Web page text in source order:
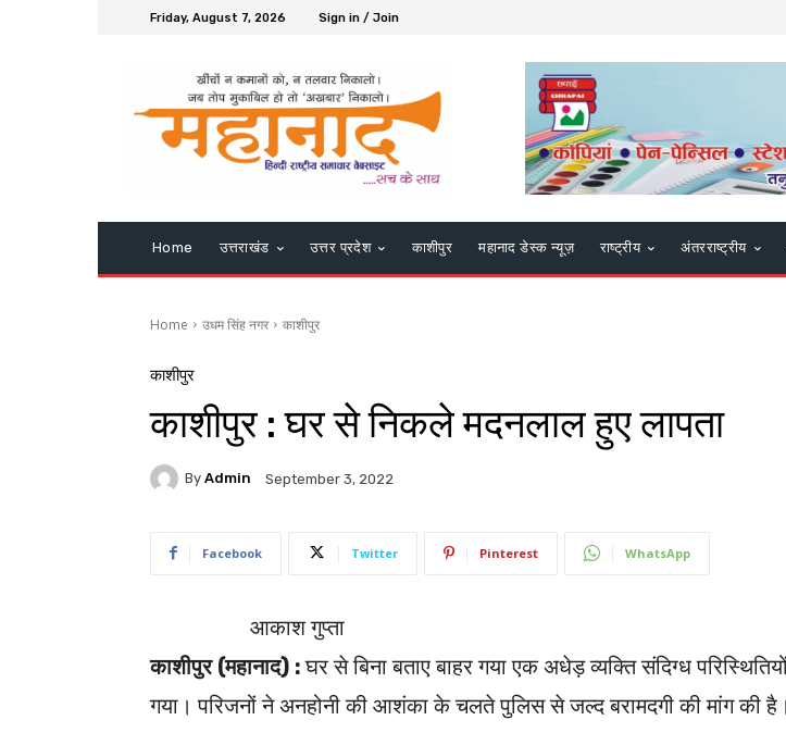
Friday, August 7, 2026 Sign in / Join
Home उत्तराखंड उत्तर प्रदेश काशीपुर महानाद डेस्क न्यूज़ राष्ट्रीय अंतरराष्ट्रीय
Home उधम सिंह नगर काशीपुर
काशीपुर
काशीपुर : घर से निकले मदनलाल हुए लापता
By Admin September 3, 2022
Facebook Twitter Pinterest WhatsApp
आकाश गुप्ता
काशीपुर (महानाद) :घर से बिना बताए बाहर गया एक अधेड़ व्यक्ति संदिग्ध
गया। परिजनों ने अनहोनी की आशंका के चलते पुलिस से जल्द बरामदगी की मांग की है।